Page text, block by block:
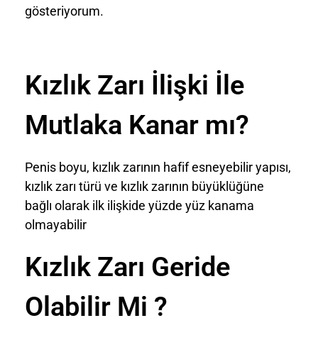
gösteriyorum.
Kızlık Zarı İlişki İle
Mutlaka Kanar mı?
Penis boyu, kızlık zarının hafif esneyebilir yapısı,
kızlık zarı türü ve kızlık zarının büyüklüğüne
bağlı olarak ilk ilişkide yüzde yüz kanama
olmayabilir
Kızlık Zarı Geride
Olabilir Mi ?